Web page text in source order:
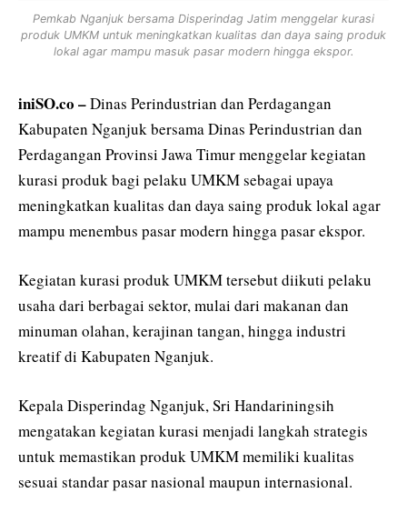
Pemkab Nganjuk bersama Disperindag Jatim menggelar kurasi
produk UMKM untuk meningkatkan kualitas dan daya saing produk
lokal agar mampu masuk pasar modern hingga ekspor.
iniSO.co –Dinas Perindustrian dan Perdagangan
Kabupaten Nganjuk bersama Dinas Perindustrian dan
Perdagangan Provinsi Jawa Timur menggelar kegiatan
kurasi produk bagi pelaku UMKM sebagai upaya
meningkatkan kualitas dan daya saing produk lokal agar
mampu menembus pasar modern hingga pasar ekspor.
Kegiatan kurasi produk UMKM tersebut diikuti pelaku
usaha dari berbagai sektor, mulai dari makanan dan
minuman olahan, kerajinan tangan, hingga industri
kreatif di Kabupaten Nganjuk.
Kepala Disperindag Nganjuk, Sri Handariningsih
mengatakan kegiatan kurasi menjadi langkah strategis
untuk memastikan produk UMKM memiliki kualitas
sesuai standar pasar nasional maupun internasional.